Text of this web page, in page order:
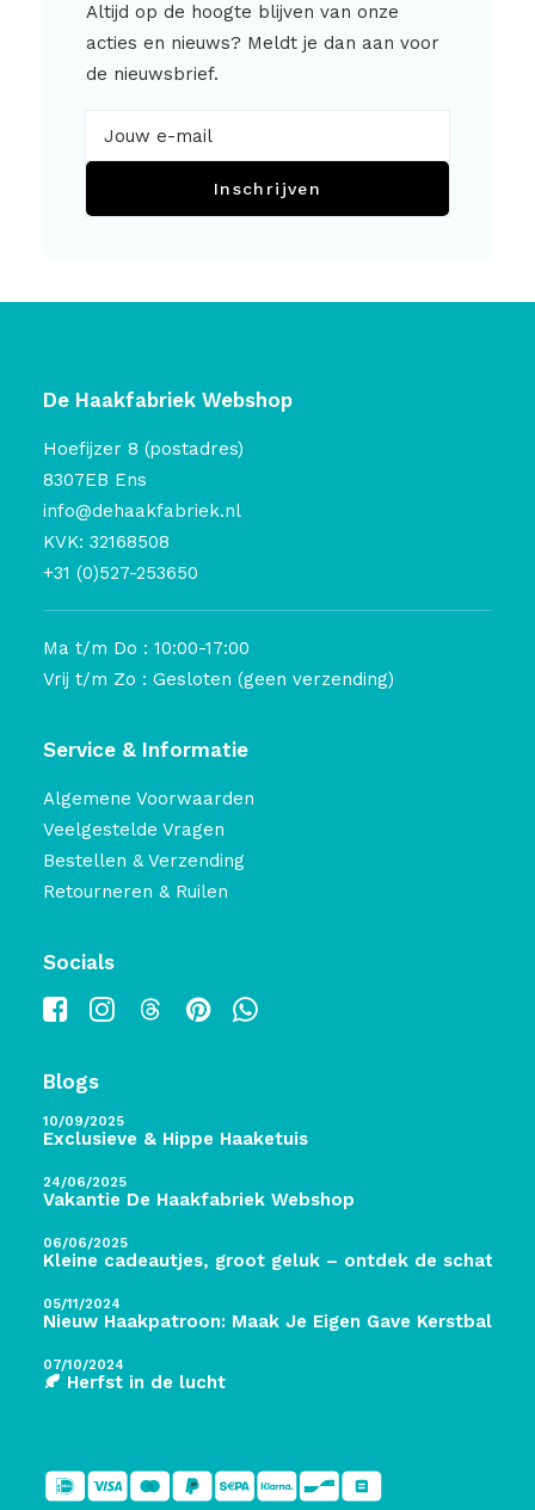
Altijd op de hoogte blijven van onze
acties en nieuws? Meldt je dan aan voor
de nieuwsbrief.
Inschrijven
De Haakfabriek Webshop
Hoefijzer 8 (postadres)
8307EB Ens
info@dehaakfabriek.nl
KVK: 32168508
+31 (0)527-253650
Ma t/m Do : 10:00-17:00
Vrij t/m Zo : Gesloten (geen verzending)
Service & Informatie
Algemene Voorwaarden
Veelgestelde Vragen
Bestellen & Verzending
Retourneren & Ruilen
Socials
Blogs
10/09/2025
Exclusieve & Hippe Haaketuis
24/06/2025
Vakantie De Haakfabriek Webshop
06/06/2025
Kleine cadeautjes, groot geluk – ontdek de schatten
05/11/2024
Nieuw Haakpatroon: Maak Je Eigen Gave Kerstballen!
07/10/2024
🍂 Herfst in de lucht